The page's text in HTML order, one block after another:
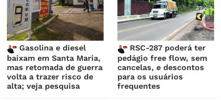
Gasolina e diesel
baixam em Santa Maria,
mas retomada de guerra
volta a trazer risco de
alta; veja pesquisa
RSC-287 poderá ter
pedágio free flow, sem
cancelas, e descontos
para os usuários
frequentes